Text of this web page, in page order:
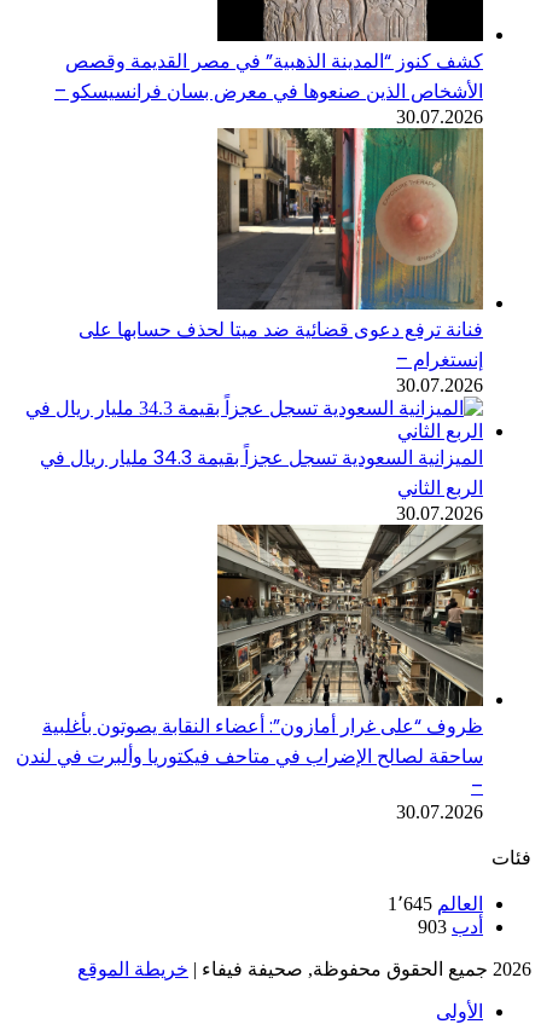
كشف كنوز “المدينة الذهبية” في مصر القديمة وقصص
الأشخاص الذين صنعوها في معرض بسان فرانسيسكو –
30.07.2026
فنانة ترفع دعوى قضائية ضد ميتا لحذف حسابها على
إنستغرام –
30.07.2026
الميزانية السعودية تسجل عجزاً بقيمة 34.3 مليار ريال في
الربع الثاني
30.07.2026
ظروف “على غرار أمازون”: أعضاء النقابة يصوتون بأغلبية
ساحقة لصالح الإضراب في متاحف فيكتوريا وألبرت في لندن
–
30.07.2026
فئات
العالم 1٬645
أدب 903
2026 جميع الحقوق محفوظة, صحيفة فيفاء | خريطة الموقع
الأولى